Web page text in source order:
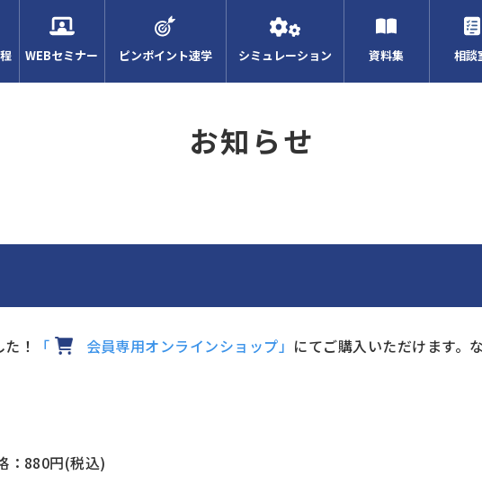
WEBセミナー ピンポイント速学 シミュレーション 資料集 相談
お知らせ
！ 「 会員専用オンラインショップ」 にてご購入いただけます。
：880円(税込)